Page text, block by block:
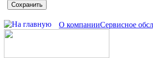
Сохранить
О компанииСервисное